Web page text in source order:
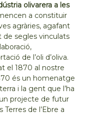
olivarera a les
a constituir
agràries, agafant
de segles vinculats
de l’oli d’oliva.
el 1870 al nostre
és un homenatge
i la gent que l’ha
projecte de futur
Terres de l’Ebre a